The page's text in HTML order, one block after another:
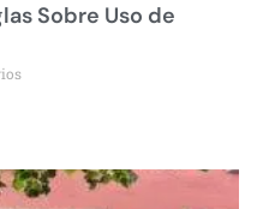
Sobre Uso de